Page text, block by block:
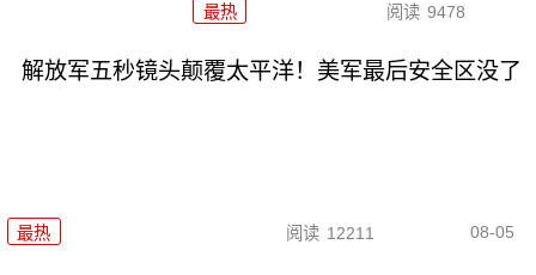
最热 阅读 9478
解放军五秒镜头颠覆太平洋！美军最后安全区没了
最热 阅读 12211 08-05